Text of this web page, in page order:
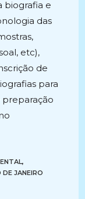
biografia e
das
etc),
de
para
preparação
,
JANEIRO